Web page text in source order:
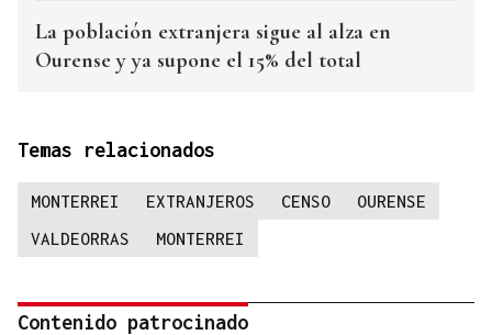
La población extranjera sigue al alza en
Ourense y ya supone el 15% del total
Temas relacionados
MONTERREI EXTRANJEROS CENSO
OURENSE
VALDEORRAS
MONTERREI
Contenido patrocinado